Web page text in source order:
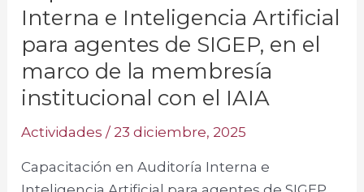
Interna e Inteligencia Artificial
para agentes de SIGEP, en el
marco de la membresía
institucional con el IAIA
Actividades / 23 diciembre, 2025
Capacitación en Auditoría Interna e
de
SIGEP,
en
el
de
la
membresía